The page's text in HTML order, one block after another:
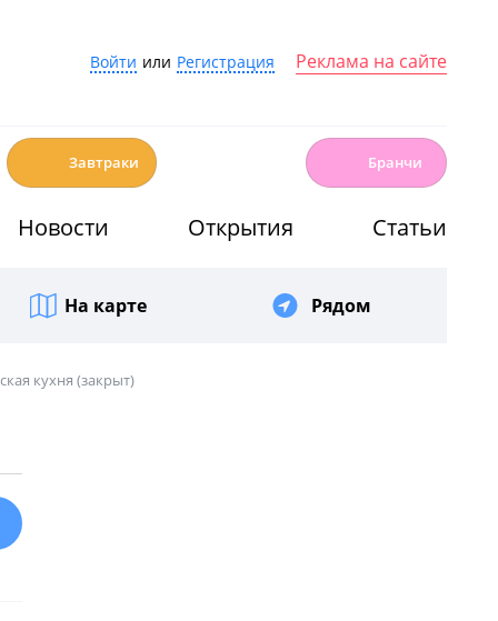
Войти или Регистрация Реклама на сайте
Завтраки Бранчи
Новости Открытия Статьи
На карте Рядом
кухня (закрыт)